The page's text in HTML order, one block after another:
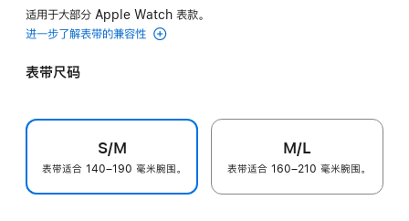
适用于大部分 Apple Watch 表款。
进一步了解表带的兼容性
表带尺码
S/M
表带适合 140–190 毫米腕围。
M/L
表带适合 160–210 毫米腕围。